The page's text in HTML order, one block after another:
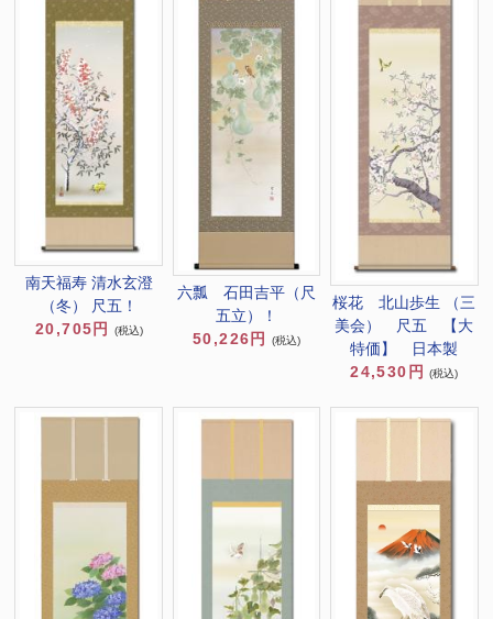
南天福寿 清水玄澄
（冬） 尺五！
20,705円
(税込)
六瓢 石田吉平（尺
五立）！
50,226円
(税込)
桜花 北山歩生 （三
美会） 尺五 【大
特価】 日本製
24,530円
(税込)